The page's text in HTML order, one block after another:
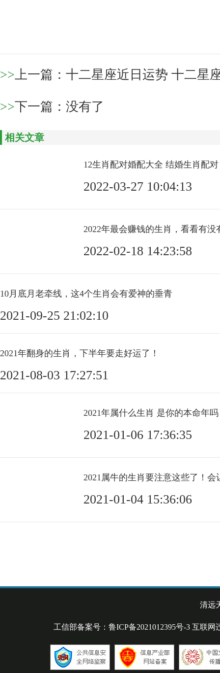
>>上一篇： 十二星座近日运势 十二星
>>下一篇：没有了
相关文章
12生肖配对婚配大全 结婚生肖配对
2022-03-27 10:04:13
2022年最会赚钱的生肖，看看有没
2022-02-18 14:23:58
10月底月老牵线，这4个生肖会有爱神的垂青
2021-09-25 21:02:10
2021年翻身的生肖，下半年要走好运了！
2021-08-03 17:27:51
2021年属什么生肖 是你的本命年
2021-01-06 17:36:35
2021-01-04 15:36:06
清远
工信部备案号：鲁ICP备2021012395号-3 互联